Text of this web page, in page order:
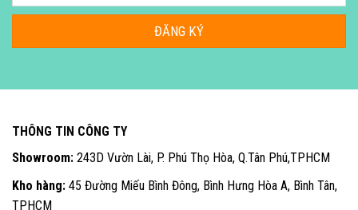
THÔNG TIN CÔNG TY
Showroom: 243D Vườn Lài, P. Phú Thọ Hòa, Q.Tân Phú,TPHCM
Kho hàng: 45 Đường Miếu Bình Đông, Bình Hưng Hòa A, Bình Tân,
TPHCM